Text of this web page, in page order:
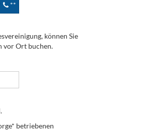
**
können Sie
vor Ort buchen.
betriebenen